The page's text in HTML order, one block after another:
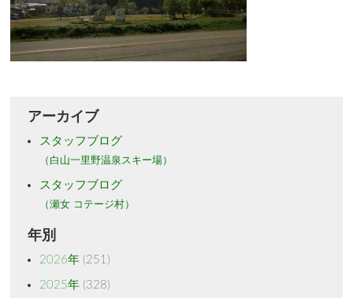
アーカイブ
スタッフブログ
（白山一里野温泉スキー場）
スタッフブログ
（瀬女 コテージ村）
年別
2026年(251)
2025年(328)